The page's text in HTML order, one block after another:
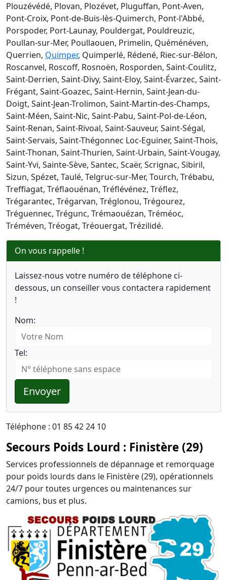
Plouzévédé, Plovan, Plozévet, Pluguffan, Pont-Aven,
Pont-Croix, Pont-de-Buis-lès-Quimerch, Pont-l'Abbé,
Porspoder, Port-Launay, Pouldergat, Pouldreuzic,
Poullan-sur-Mer, Poullaouen, Primelin, Quéménéven,
Querrien, Quimper, Quimperlé, Rédené, Riec-sur-Bélon,
Roscanvel, Roscoff, Rosnoën, Rosporden, Saint-Coulitz,
Saint-Derrien, Saint-Divy, Saint-Eloy, Saint-Évarzec, Saint-
Frégant, Saint-Goazec, Saint-Hernin, Saint-Jean-du-
Doigt, Saint-Jean-Trolimon, Saint-Martin-des-Champs,
Saint-Méen, Saint-Nic, Saint-Pabu, Saint-Pol-de-Léon,
Saint-Renan, Saint-Rivoal, Saint-Sauveur, Saint-Ségal,
Saint-Servais, Saint-Thégonnec Loc-Eguiner, Saint-Thois,
Saint-Thonan, Saint-Thurien, Saint-Urbain, Saint-Vougay,
Saint-Yvi, Sainte-Sève, Santec, Scaër, Scrignac, Sibiril,
Sizun, Spézet, Taulé, Telgruc-sur-Mer, Tourch, Trébabu,
Treffiagat, Tréflaouénan, Tréflévénez, Tréflez,
Trégarantec, Trégarvan, Tréglonou, Trégourez,
Tréguennec, Trégunc, Trémaouézan, Tréméoc,
Tréméven, Tréogat, Tréouergat, Trézilidé.
On vous rappelle !
Laissez-nous votre numéro de téléphone ci-
dessous, un conseiller vous contactera rapidement
!
Nom:
Tel:
Envoyer
Téléphone : 01 85 42 24 10
Secours Poids Lourd : Finistère (29)
Services professionnels de dépannage et remorquage
pour poids lourds dans le Finistère (29), opérationnels
24/7 pour toutes urgences ou maintenances sur
camions, bus et plus.